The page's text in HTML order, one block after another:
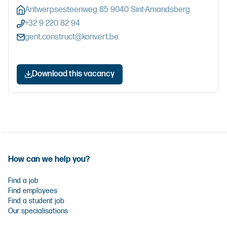
Antwerpsesteenweg 85 9040 Sint-Amandsberg
+32 9 220 82 94
gent.construct@konvert.be
Download this vacancy
How can we help you?
Find a job
Find employees
Find a student job
Our specialisations